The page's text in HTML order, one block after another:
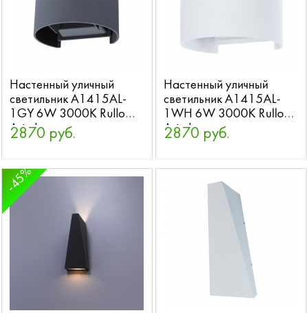
Настенный уличный
светильник A1415AL-
1GY 6W 3000K Rullo
Arte Lamp
2870 руб.
Настенный уличный
светильник A1415AL-
1WH 6W 3000K Rullo
Arte Lamp
2870 руб.
-45%